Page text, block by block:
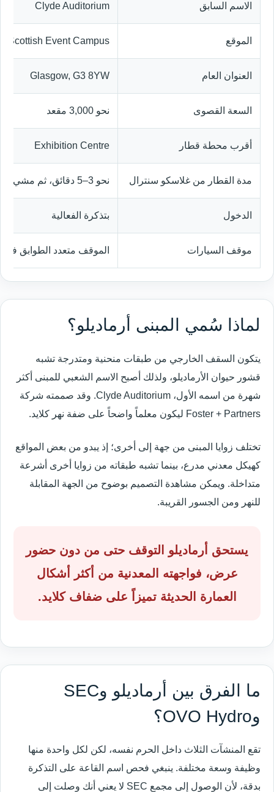
الاسم السابق Clyde Auditorium
الموقع Scottish Event Campus، غلاسكو
العنوان العام Glasgow, G3 8YW
السعة القصوى نحو 3,000 مقعد
أقرب محطة قطار Exhibition Centre
مدة القطار من غلاسكو سنترال نحو 3–5 دقائق، ثم مشي قصير إلى القاعة
الدخول بتذكرة الفعالية
موقف السيارات الموقف متعدد الطوابق في 10 Stobcross Road، G3 8GS
لماذا سُمي المبنى أرماديلو؟
يتكون السقف الخارجي من طبقات منحنية ومتدرجة تشبه
قشور حيوان الأرماديلو، ولذلك أصبح الاسم الشعبي للمبنى أكثر
شهرة من اسمه الأول، Clyde Auditorium. وقد صممته شركة
Foster + Partners ليكون معلماً واضحاً على ضفة نهر كلايد.
تختلف زوايا المبنى من جهة إلى أخرى؛ إذ يبدو من بعض المواقع
كهيكل معدني مدرع، بينما تشبه طبقاته من زوايا أخرى أشرعة
متداخلة. ويمكن مشاهدة التصميم بوضوح من الجهة المقابلة
للنهر ومن الجسور القريبة.
يستحق أرماديلو التوقف حتى من دون حضور
عرض، فواجهته المعدنية من أكثر أشكال
العمارة الحديثة تميزاً على ضفاف كلايد.
ما الفرق بين أرماديلو وSEC
وOVO Hydro؟
تقع المنشآت الثلاث داخل الحرم نفسه، لكن لكل واحدة منها
وظيفة وسعة مختلفة. ينبغي فحص اسم القاعة على التذكرة
بدقة، لأن الوصول إلى مجمع SEC لا يعني أنك وصلت إلى